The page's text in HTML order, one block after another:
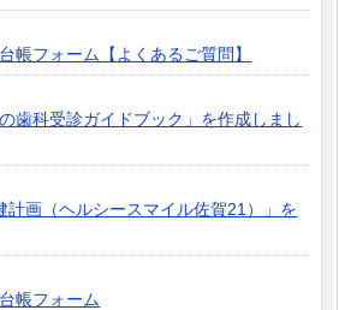
帳フォーム【よくあるご質問】
歯科受診ガイドブック」を作成しまし
計画（ヘルシースマイル佐賀21）」を
帳フォーム